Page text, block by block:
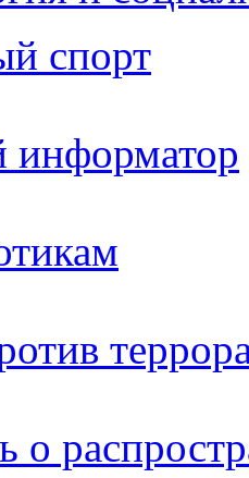
спорт
информатор
о